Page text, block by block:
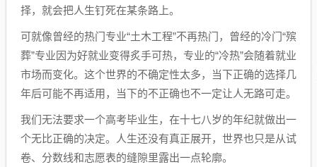
择，就会把人生钉死在某条路上。
可就像曾经的热门专业“土木工程”不再热门，曾经的冷门“殡
葬”专业因为好就业变得炙手可热，专业的“冷热”会随着就业
市场而变化。这个世界的不确定性太多，当下正确的选择几
年后可能不再适用，当下的不正确也不一定让人无路可走。
我们无法要求一个高考毕业生，在十七八岁的年纪就做出一
个无比正确的决定。人生还没有真正展开，世界也只是从试
卷、分数线和志愿表的缝隙里露出一点轮廓。